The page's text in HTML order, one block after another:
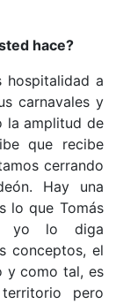
hace?
hospitalidad a
carnavales y
la amplitud de
que recibe
cerrando
Hay una
lo que Tomás
yo lo diga
conceptos, el
y como tal, es
pero